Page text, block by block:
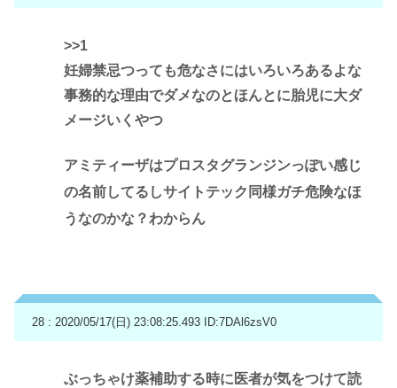
>>1
妊婦禁忌つっても危なさにはいろいろあるよな
事務的な理由でダメなのとほんとに胎児に大ダ
メージいくやつ
アミティーザはプロスタグランジンっぽい感じ
の名前してるしサイトテック同様ガチ危険なほ
うなのかな？わからん
28 : 2020/05/17(日) 23:08:25.493 ID:7DAl6zsV0
ぶっちゃけ薬補助する時に医者が気をつけて読